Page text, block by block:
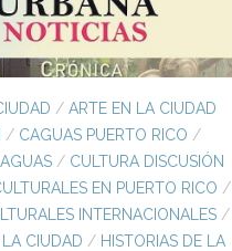
/ ARTE EN LA CIUDAD
/ CAGUAS PUERTO RICO /
/ CULTURA DISCUSIÓN
EN PUERTO RICO /
INTERNACIONALES /
CIUDAD / HISTORIAS DE LA